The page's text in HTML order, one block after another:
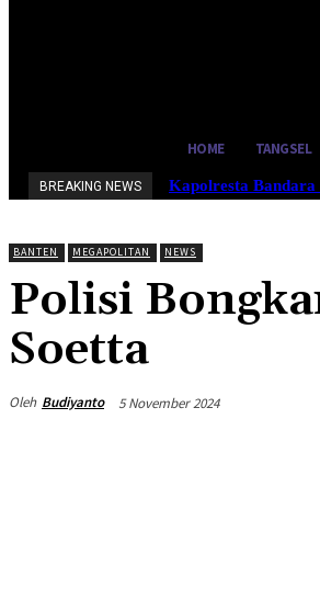
HOME TANGSEL
BREAKING NEWS Kapolresta Bandara
BANTEN MEGAPOLITAN NEWS
Polisi
Soetta
Oleh Budiyanto 5 November 2024